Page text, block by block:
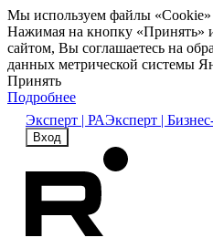
Мы используем файлы «Cookie»
Нажимая на кнопку «Принять»
сайтом, Вы соглашаетесь на
данных метрической системы
Принять
Подробнее
Эксперт | РАЭксперт |
Вход